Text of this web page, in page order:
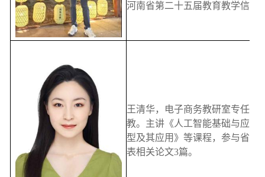
河南省第二十五届教育教学信息
王清华，电子商务教研室专任教
教。主讲《人工智能基础与应用
型及其应用》等课程，参与省市
表相关论文3篇。